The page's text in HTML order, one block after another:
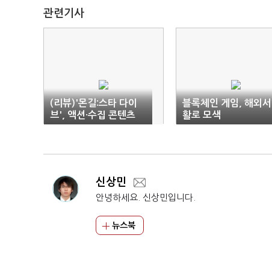
관련기사
(리뷰)'몬길:스타 다이
브', 액션·수집 콘텐츠
풍부
블록체인 게임, 해외서
활로 모색
신상민
안녕하세요. 신상민입니다.
뉴스북